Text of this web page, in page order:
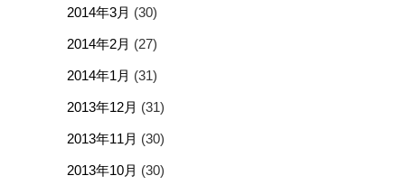
2014年3月 (30)
2014年2月 (27)
2014年1月 (31)
2013年12月 (31)
2013年11月 (30)
2013年10月 (30)